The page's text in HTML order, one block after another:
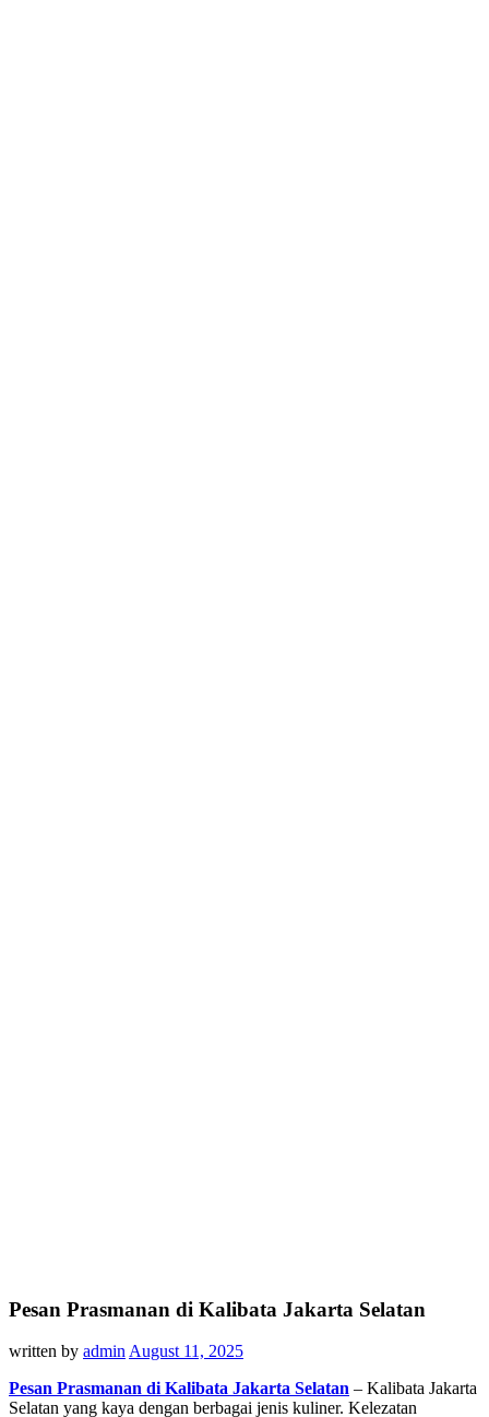
Pesan Prasmanan di Kalibata Jakarta Selatan
written by adminAugust 11, 2025
Pesan Prasmanan di Kalibata Jakarta Selatan – Kalibata Jakarta
Selatan yang kaya dengan berbagai jenis kuliner. Kelezatan